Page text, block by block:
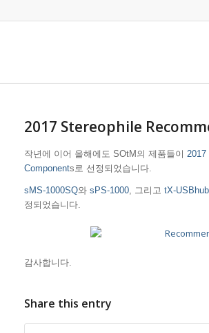
2017 Stereophile
작년에 이어 올해에도 SOtM의 제품들이 2017
Components로 선정되었습니다.
sMS-1000SQ와 sPS-1000, 그리고 tX-USBhub
정되었습니다.
감사합니다.
Share this entry